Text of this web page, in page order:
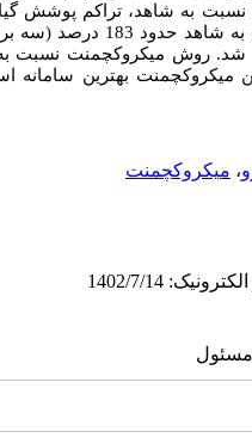
نسبت به شاهد، تراکم پوشش
افزایش داد. به‌طوری که با احداث
تیمار شاهد مشاهده شد. روش
85 درصد افزایش داد. بنابراین میکروکچمنت
، میکروکچمنت
مسئول